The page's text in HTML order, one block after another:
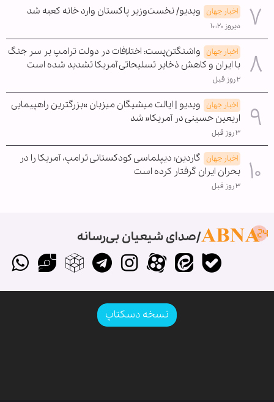
اخبار جهان ویدیو/ نخست‌وزیر پاکستان وارد خانه کعبه شد
دیروز ۱۰:۲۰
اخبار جهان واشنگتن‌پست: اختلافات در دولت ترامپ بر سر جنگ
با ایران و کاهش ذخایر تسلیحاتی آمریکا تشدید شده است
۲ روز قبل
اخبار جهان ویدیو | ایالت میشیگان میزبان »بزرگترین راهپیمایی
اربعین حسینی در آمریکا« شد
۳ روز قبل
اخبار جهان گاردین: دیپلماسی کودکستانی ترامپ، آمریکا را در
بحران ایران گرفتار کرده است
۳ روز قبل
صدای شیعیان بی‌رسانه
نسخه دسکتاپ